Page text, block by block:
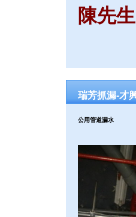
陳先生
瑞芳抓漏-才
公用管道漏水